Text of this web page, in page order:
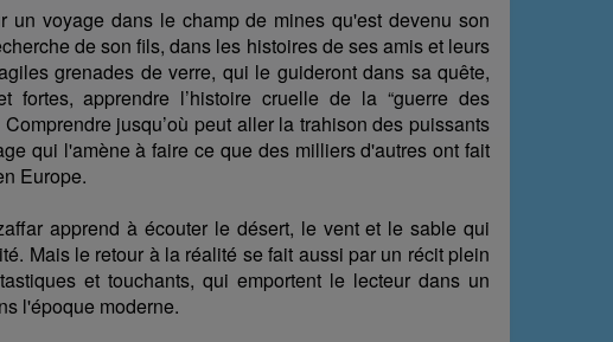
voyage dans le champ de mines qu'est devenu son
de son fils, dans les histoires de ses amis et leurs
grenades de verre, qui le guideront dans sa quête,
fortes, apprendre l’histoire cruelle de la “guerre des
jusqu’où peut aller la trahison des puissants
qui l'amène à faire ce que des milliers d'autres ont fait
Europe.
apprend à écouter le désert, le vent et le sable qui
Mais le retour à la réalité se fait aussi par un récit plein
et touchants, qui emportent le lecteur dans un
l'époque moderne.